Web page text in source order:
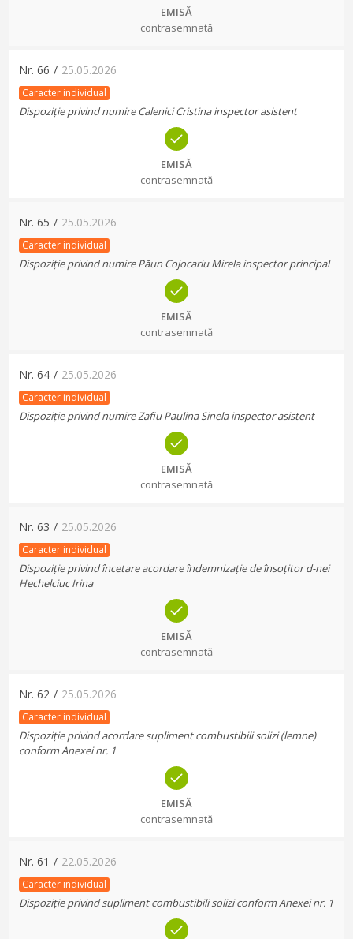
EMISĂ
contrasemnată
Nr. 66 / 25.05.2026
Caracter individual
Dispoziție privind numire Calenici Cristina inspector asistent
EMISĂ
contrasemnată
Nr. 65 / 25.05.2026
Caracter individual
Dispoziție privind numire Păun Cojocariu Mirela inspector principal
EMISĂ
contrasemnată
Nr. 64 / 25.05.2026
Caracter individual
Dispoziție privind numire Zafiu Paulina Sinela inspector asistent
EMISĂ
contrasemnată
Nr. 63 / 25.05.2026
Caracter individual
Dispoziție privind încetare acordare îndemnizație de însoțitor d-nei
Hechelciuc Irina
EMISĂ
contrasemnată
Nr. 62 / 25.05.2026
Caracter individual
Dispoziție privind acordare supliment combustibili solizi (lemne)
conform Anexei nr. 1
EMISĂ
contrasemnată
Nr. 61 / 22.05.2026
Caracter individual
Dispoziție privind supliment combustibili solizi conform Anexei nr. 1